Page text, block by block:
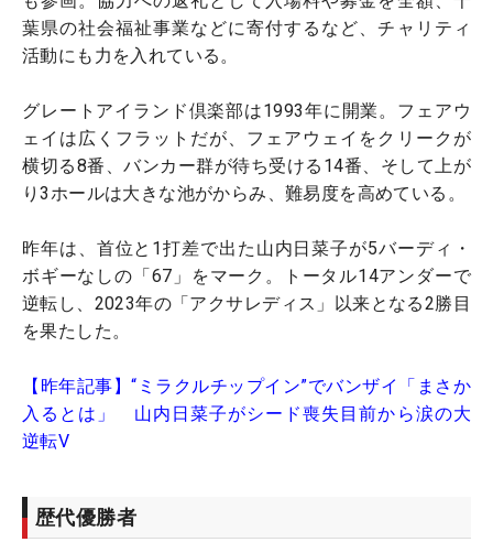
葉県の社会福祉事業などに寄付するなど、チャリティ
活動にも力を入れている。
グレートアイランド倶楽部は1993年に開業。フェアウ
ェイは広くフラットだが、フェアウェイをクリークが
横切る8番、バンカー群が待ち受ける14番、そして上が
り3ホールは大きな池がからみ、難易度を高めている。
昨年は、首位と1打差で出た山内日菜子が5バーディ・
ボギーなしの「67」をマーク。トータル14アンダーで
逆転し、2023年の「アクサレディス」以来となる2勝目
を果たした。
【昨年記事】“ミラクルチップイン”でバンザイ「まさか
入るとは」 山内日菜子がシード喪失目前から涙の大
逆転V
歴代優勝者